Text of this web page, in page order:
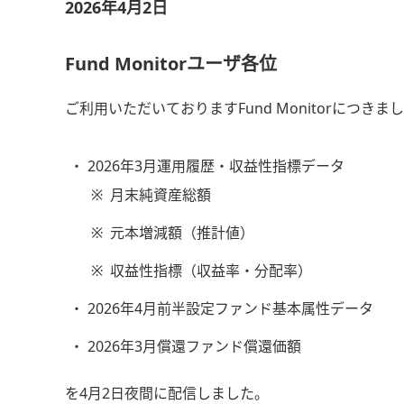
2026年4月2日
Fund Monitorユーザ各位
ご利用いただいておりますFund Monitorにつきま
2026年3月運用履歴・収益性指標データ
※ 月末純資産総額
※ 元本増減額（推計値）
※ 収益性指標（収益率・分配率）
2026年4月前半設定ファンド基本属性データ
2026年3月償還ファンド償還価額
を4月2日夜間に配信しました。